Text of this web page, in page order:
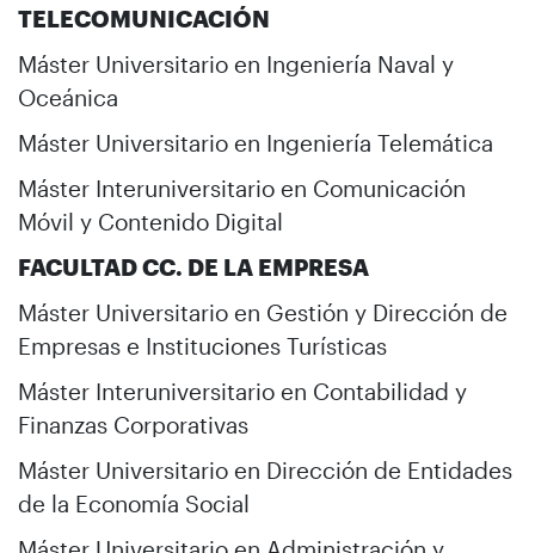
TELECOMUNICACIÓN
Máster Universitario en Ingeniería Naval y
Oceánica
Máster Universitario en Ingeniería Telemática
Máster Interuniversitario en Comunicación
Móvil y Contenido Digital
FACULTAD CC. DE LA EMPRESA
Máster Universitario en Gestión y Dirección de
Empresas e Instituciones Turísticas
Máster Interuniversitario en Contabilidad y
Finanzas Corporativas
Máster Universitario en Dirección de Entidades
de la Economía Social